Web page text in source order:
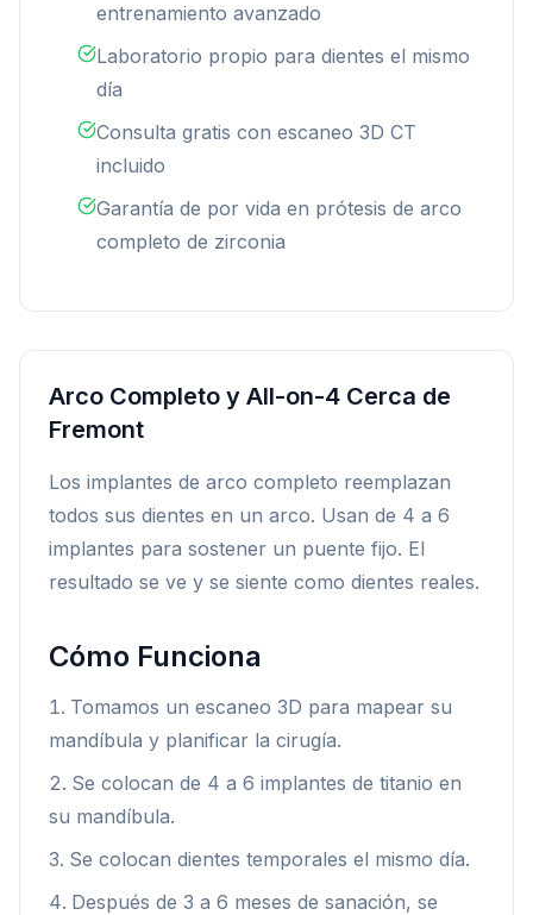
entrenamiento avanzado
Laboratorio propio para dientes el mismo
día
Consulta gratis con escaneo 3D CT
incluido
Garantía de por vida en prótesis de arco
completo de zirconia
Arco Completo y All-on-4 Cerca de
Fremont
Los implantes de arco completo reemplazan
todos sus dientes en un arco. Usan de 4 a 6
implantes para sostener un puente fijo. El
resultado se ve y se siente como dientes reales.
Cómo Funciona
Tomamos un escaneo 3D para mapear su
mandíbula y planificar la cirugía.
Se colocan de 4 a 6 implantes de titanio en
su mandíbula.
Se colocan dientes temporales el mismo día.
Después de 3 a 6 meses de sanación, se